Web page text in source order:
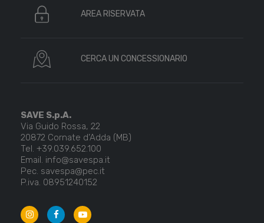
AREA RISERVATA
CERCA UN CONCESSIONARIO
SAVE S.p.A.
Via Guido Rossa, 22
20872 Cornate d’Adda (MB)
Tel. +39.039.652.100
Email. info@savespa.it
Pec. savespa@pec.it
P.iva. 08951240152